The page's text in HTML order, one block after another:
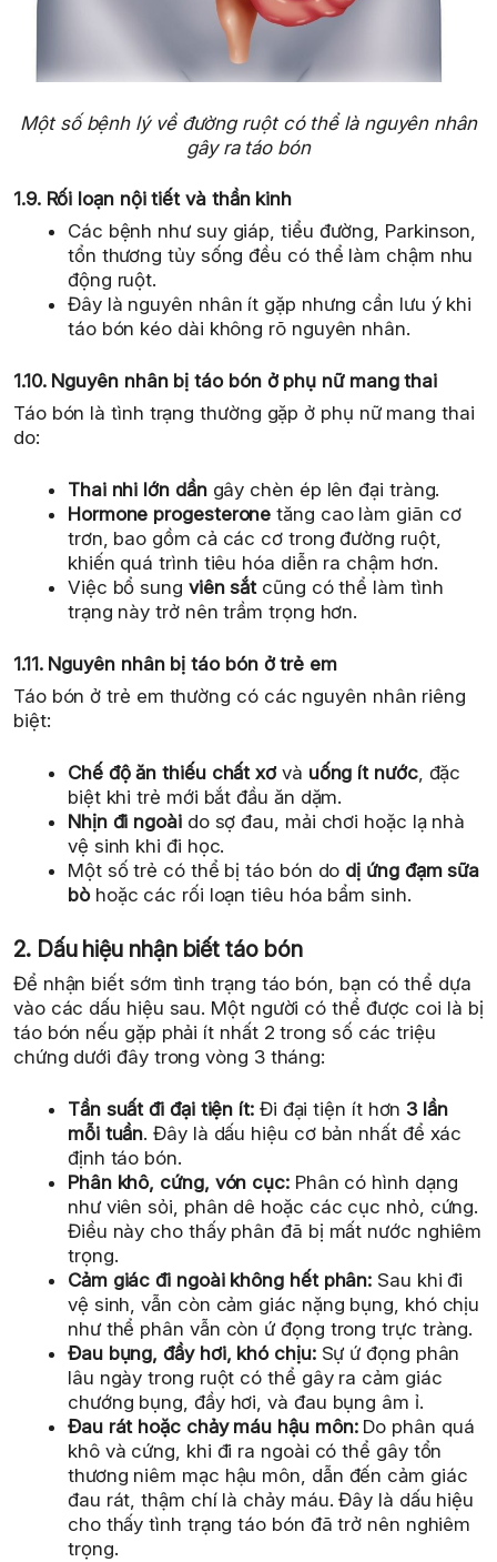
Một số bệnh lý về đường ruột có thể là nguyên nhân
gây ra táo bón
1.9. Rối loạn nội tiết và thần kinh
Các bệnh như suy giáp, tiểu đường, Parkinson,
tổn thương tủy sống đều có thể làm chậm nhu
động ruột.
Đây là nguyên nhân ít gặp nhưng cần lưu ý khi
táo bón kéo dài không rõ nguyên nhân.
1.10. Nguyên nhân bị táo bón ở phụ nữ mang thai
Táo bón là tình trạng thường gặp ở phụ nữ mang thai
do:
Thai nhi lớn dầngây chèn ép lên đại tràng.
Hormone progesterone tăng cao làm giãn cơ
trơn, bao gồm cả các cơ trong đường ruột,
khiến quá trình tiêu hóa diễn ra chậm hơn.
Việc bổ sung viên sắtcũng có thể làm tình
trạng này trở nên trầm trọng hơn.
1.11. Nguyên nhân bị táo bón ở trẻ em
Táo bón ở trẻ em thường có các nguyên nhân riêng
biệt:
Chế độ ăn thiếu chất xơvà uống ít nước, đặc
biệt khi trẻ mới bắt đầu ăn dặm.
Nhịn đi ngoàido sợ đau, mải chơi hoặc lạ nhà
vệ sinh khi đi học.
Một số trẻ có thể bị táo bón do dị ứng đạm sữa
bòhoặc các rối loạn tiêu hóa bẩm sinh.
2. Dấu hiệu nhận biết táo bón
Để nhận biết sớm tình trạng táo bón, bạn có thể dựa
vào các dấu hiệu sau. Một người có thể được coi là bị
táo bón nếu gặp phải ít nhất 2 trong số các triệu
chứng dưới đây trong vòng 3 tháng:
Tần suất đi đại tiện ít:Đi đại tiện ít hơn 3 lần
mỗi tuần. Đây là dấu hiệu cơ bản nhất để xác
định táo bón.
Phân khô, cứng, vón cục:Phân có hình dạng
như viên sỏi, phân dê hoặc các cục nhỏ, cứng.
Điều này cho thấy phân đã bị mất nước nghiêm
trọng.
Cảm giác đi ngoài không hết phân: Sau khi đi
vệ sinh, vẫn còn cảm giác nặng bụng, khó chịu
như thể phân vẫn còn ứ đọng trong trực tràng.
Đau bụng, đầy hơi, khó chịu:Sự ứ đọng phân
lâu ngày trong ruột có thể gây ra cảm giác
chướng bụng, đầy hơi, và đau bụng âm ỉ.
Đau rát hoặc chảy máu hậu môn:Do phân quá
khô và cứng, khi đi ra ngoài có thể gây tổn
thương niêm mạc hậu môn, dẫn đến cảm giác
đau rát, thậm chí là chảy máu. Đây là dấu hiệu
cho thấy tình trạng táo bón đã trở nên nghiêm
trọng.